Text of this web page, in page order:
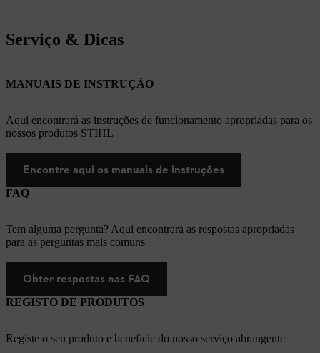
Serviço & Dicas
MANUAIS DE INSTRUÇÃO
Aqui encontrará as instruções de funcionamento apropriadas para os
nossos produtos STIHL
Encontre aqui os manuais de instruções
FAQ
Tem alguma pergunta? Aqui encontrará as respostas apropriadas
para as perguntas mais comuns
Obter respostas nas FAQ
REGISTO DE PRODUTOS
Registe o seu produto e beneficie do nosso serviço abrangente